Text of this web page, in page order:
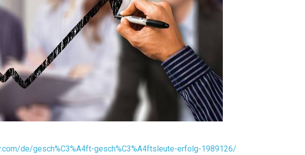
de/gesch%C3%A4ft-gesch%C3%A4ftsleute-erfolg-1989126/